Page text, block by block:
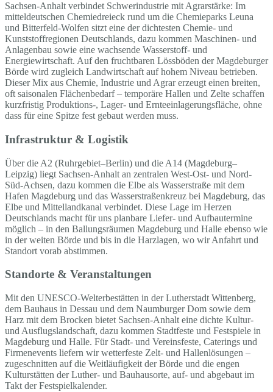
Sachsen-Anhalt verbindet Schwerindustrie mit Agrarstärke: Im
mitteldeutschen Chemiedreieck rund um die Chemieparks Leuna
und Bitterfeld-Wolfen sitzt eine der dichtesten Chemie- und
Kunststoffregionen Deutschlands, dazu kommen Maschinen- und
Anlagenbau sowie eine wachsende Wasserstoff- und
Energiewirtschaft. Auf den fruchtbaren Lössböden der Magdeburger
Börde wird zugleich Landwirtschaft auf hohem Niveau betrieben.
Dieser Mix aus Chemie, Industrie und Agrar erzeugt einen breiten,
oft saisonalen Flächenbedarf – temporäre Hallen und Zelte schaffen
kurzfristig Produktions-, Lager- und Ernteeinlagerungsfläche, ohne
dass für eine Spitze fest gebaut werden muss.
Infrastruktur & Logistik
Über die A2 (Ruhrgebiet–Berlin) und die A14 (Magdeburg–
Leipzig) liegt Sachsen-Anhalt an zentralen West-Ost- und Nord-
Süd-Achsen, dazu kommen die Elbe als Wasserstraße mit dem
Hafen Magdeburg und das Wasserstraßenkreuz bei Magdeburg, das
Elbe und Mittellandkanal verbindet. Diese Lage im Herzen
Deutschlands macht für uns planbare Liefer- und Aufbautermine
möglich – in den Ballungsräumen Magdeburg und Halle ebenso wie
in der weiten Börde und bis in die Harzlagen, wo wir Anfahrt und
Standort vorab abstimmen.
Standorte & Veranstaltungen
Mit den UNESCO-Welterbestätten in der Lutherstadt Wittenberg,
dem Bauhaus in Dessau und dem Naumburger Dom sowie dem
Harz mit dem Brocken bietet Sachsen-Anhalt eine dichte Kultur-
und Ausflugslandschaft, dazu kommen Stadtfeste und Festspiele in
Magdeburg und Halle. Für Stadt- und Vereinsfeste, Caterings und
Firmenevents liefern wir wetterfeste Zelt- und Hallenlösungen –
zugeschnitten auf die Weitläufigkeit der Börde und die engen
Kulturstätten der Luther- und Bauhausorte, auf- und abgebaut im
Takt der Festspielkalender.